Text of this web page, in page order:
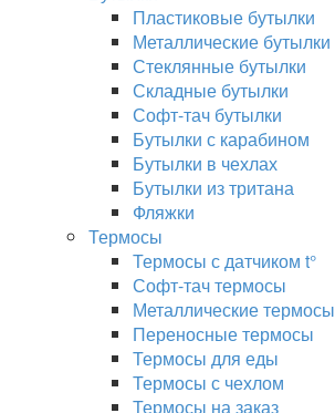
Пластиковые бутылки
Металлические бутылки
Стеклянные бутылки
Складные бутылки
Софт-тач бутылки
Бутылки с карабином
Бутылки в чехлах
Бутылки из тритана
Фляжки
Термосы
Термосы с датчиком t°
Софт-тач термосы
Металлические термосы
Переносные термосы
Термосы для еды
Термосы с чехлом
Термосы на заказ